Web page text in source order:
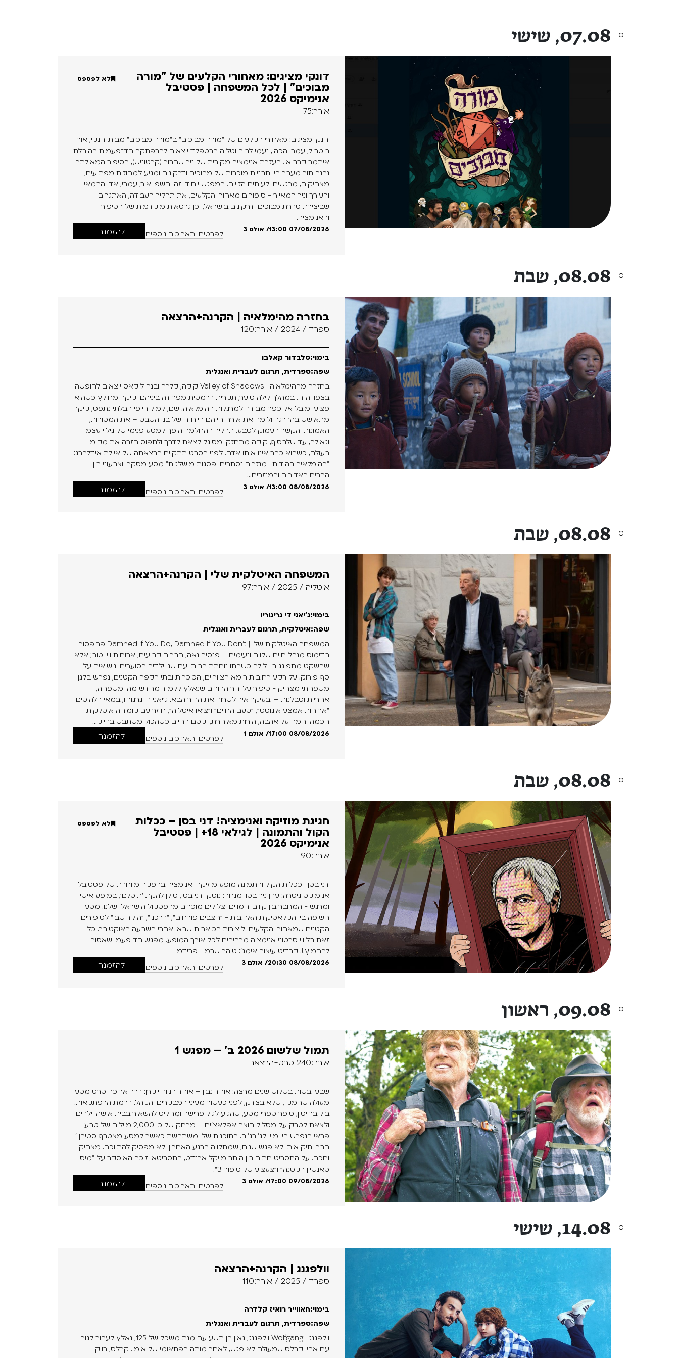
07.08, שישי
לא לפספס דונקי מציגים: מאחורי הקלעים של "מורה
מבוכים" | לכל המשפחה | פסטיבל
אנימיקס 2026
אורך:75
דונקי מציגים: מאחורי הקלעים של "מורה מבוכים" ב״מורה מבוכים״ מבית דונקי, אור
בוטבול, עמרי הכהן, נעמי לבוב וטליה ברטפלד יוצאים להרפתקה חד־פעמית בהובלת
איתמר קרביאן. בעזרת אנימציה מקורית של ניר שחרור (קרטוניש), הסיפור המאולתר
נבנה תוך מעבר בין תבניות מוכרות של מבוכים ודרקונים ומגיע למחוזות מפתיעים,
מצחיקים, מרגשים ולעיתים הזויים. במפגש ייחודי זה יחשפו אור, עמרי, אדי הבמאי
והעורך וניר המאייר - סיפורים מאחורי הקלעים, את תהליך העבודה, האתגרים
שביצירת סדרת מבוכים ודרקונים בישראל, וכן גרסאות מוקדמות של הסיפור
והאנימציה.
13:00 07/08/2026/ אולם 3 לפרטים ותאריכים נוספים להזמנה
08.08, שבת
בחזרה מהימלאיה | הקרנה+הרצאה
ספרד / 2024 / אורך:120
בימוי:סלבדור קאלבו
שפה:ספרדית, תרגום לעברית ואנגלית
בחזרה מההימלאיה | Valley of Shadows קיקה, קלרה ובנה לוקאס יוצאים לחופשה
בצפון הודו. במהלך לילה סוער, תקרית דרמטית מפרידה ביניהם וקיקה מחולץ כשהוא
פצוע ומובל אל כפר מבודד למרגלות ההימלאיה. שם, למול היופי הבלתי נתפס, קיקה
מתאושש בהדרגה ולומד את אורח חייהם הייחודי של בני השבט – את המסורות,
האמונות והקשר העמוק לטבע. תהליך ההחלמה הופך למסע פנימי של גילוי עצמי
וגאולה, עד שלבסוף, קיקה מתחזק ומסוגל לצאת לדרך ולתפוס חזרה את מקומו
בעולם, כשהוא כבר אינו אותו אדם. לפני הסרט תתקיים הרצאתה של איילת אידלברג:
"ההימלאיה ההודית- מנזרים נסתרים ופסגות מושלגות" מסע מסקרן וצבעוני בין
ההרים האדירים והמנזרים...
13:00 08/08/2026/ אולם 3 לפרטים ותאריכים נוספים להזמנה
08.08, שבת
המשפחה האיטלקית שלי | הקרנה+הרצאה
איטליה / 2025 / אורך:97
בימוי:ג'יאני די גריגוריו
שפה:איטלקית, תרגום לעברית ואנגלית
המשפחה האיטלקית שלי | Damned If You Do, Damned If You Don't פרופסור
בדימוס מנהל חיים שלוים ונעימים – פנסיה נאה, חברים קבועים, ארוחות ויין טוב; אלא
שהשקט מתפוגג בן-לילה כשבתו נוחתת בביתו עם שני ילדיה הסוערים ונישואים על
סף פירוק. על רקע רחובות רומא הציוריים, הכיכרות ובתי הקפה הקטנים, נפרש בלגן
משפחתי מצחיק - סיפור על דור ההורים שנאלץ ללמוד מחדש מהי משפחה,
אחריות וסבלנות – ובעיקר איך לשרוד את הדור הבא. ג’יאני די גרגוריו, במאי הלהיטים
"ארוחות אמצע אוגוסט", "טעם החיים" ו"צ'או איטליה", חוזר עם קומדיה איטלקית
חכמה וחמה על אהבה, הורות מאוחרת, וקסם החיים כשהכול משתבש בדיוק...
17:00 08/08/2026/ אולם 1 לפרטים ותאריכים נוספים להזמנה
08.08, שבת
לא לפספס חגיגת מוזיקה ואנימציה! דני בסן – ככלות
הקול והתמונה | לגילאי 18+ | פסטיבל
אנימיקס 2026
אורך:90
דני בסן | ככלות הקול והתמונה מופע מוזיקה ואנימציה בהפקה מיוחדת של פסטיבל
אנימיקס גיטרה: עדן ניר בסון מנחה: נוסקו דני בסן, סולן להקת ׳תיסלם׳, במופע אישי
ומרגש - המחבר בין קווים דימויים וצלילים מוכרים מהפסקול הישראלי שלנו. מסע
חשיפה בין הקלאסיקות האהובות - ״חצבים פורחים״, ״דרכנו״, ״הילד שבי״ לסיפורים
הקטנים שמאחורי הקלעים וליצירות הכואבות שבאו אחרי השבעה באוקטובר. כל
זאת בליווי סרטוני אנימציה מרהיבים לכל אורך המופע. מפגש חד פעמי שאסור
להחמיץ!!! קרדיט עיצוב אימג': טוהר שרמן- פרידמן
20:30 08/08/2026/ אולם 3 לפרטים ותאריכים נוספים להזמנה
09.08, ראשון
תמול שלשום 2026 ב' – מפגש 1
אורך:240 סרט+הרצאה
שבע יבשות בשלוש שנים מרצה: אוהד נבון – אוהד הנווד יוקרן: דרך ארוכה סרט מסע
מעולה שחמק , שלא בצדק, לפני כעשור מעיני המבקרים והקהל. דרמת הרפתקאות.
ביל ברייסון, סופר ספרי מסע, שהגיע לגיל פרישה ומחליט להשאיר בבית אישה וילדים
ולצאת לטרק על מסלול חוצה אפלאצ'ים – מרחק של כ-2,000 מיילים של טבע
פראי הנפרש בין מיין לג'ורג'יה. התוכנית שלו משתבשת כאשר למסע מצטרף סטיבן '
חבר ותיק אותו לא פגש שנים, שמתלווה ברגע האחרון ולא מפסיק להתווכח. מצחיק
וחכם. על התסריט חתום בין היתר מייקל ארנדט, התסריטאי זוכה האוסקר על "מיס
סאנשיין הקטנה" ו"צעצוע של סיפור 3".
17:00 09/08/2026/ אולם 3 לפרטים ותאריכים נוספים להזמנה
14.08, שישי
וולפגנג | הקרנה+הרצאה
ספרד / 2025 / אורך:110
בימוי:חאווייר רואיז קלדרה
שפה:ספרדית, תרגום לעברית ואנגלית
וולפגנג | Wolfgang וולפגנג, גאון בן תשע עם מנת משכל של 125, נאלץ לעבור לגור
עם אביו קרלס שמעולם לא פגש, לאחר מותה הפתאומי של אימו. קרלס, רווק